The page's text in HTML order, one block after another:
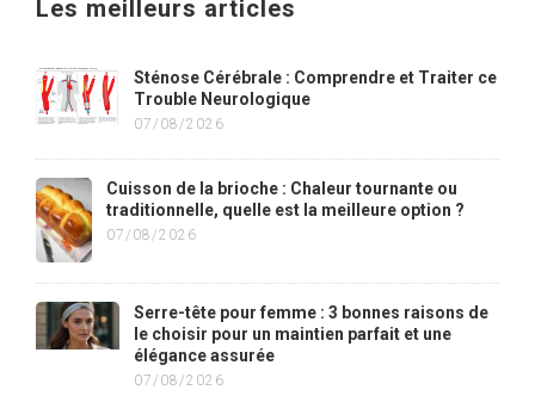
Les meilleurs articles
Sténose Cérébrale : Comprendre et Traiter ce
Trouble Neurologique
07/08/2026
Cuisson de la brioche : Chaleur tournante ou
traditionnelle, quelle est la meilleure option ?
07/08/2026
Serre-tête pour femme : 3 bonnes raisons de
le choisir pour un maintien parfait et une
élégance assurée
07/08/2026